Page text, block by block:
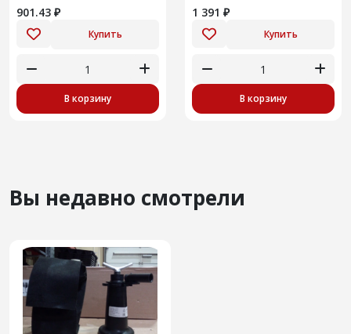
901.43 ₽
Купить
В корзину
1 391 ₽
Купить
В корзину
Вы недавно смотрели